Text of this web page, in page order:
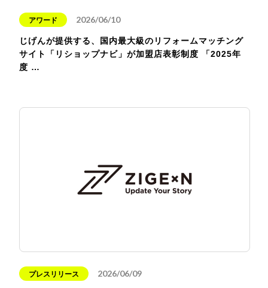
アワード 2026/06/10
じげんが提供する、国内最大級のリフォームマッチング
サイト「リショップナビ」が加盟店表彰制度 「2025年
度 …
プレスリリース 2026/06/09